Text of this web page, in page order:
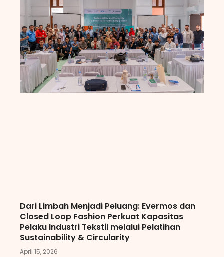
Dari Limbah Menjadi Peluang: Evermos dan
Closed Loop Fashion Perkuat Kapasitas
Pelaku Industri Tekstil melalui Pelatihan
Sustainability & Circularity
April 15, 2026